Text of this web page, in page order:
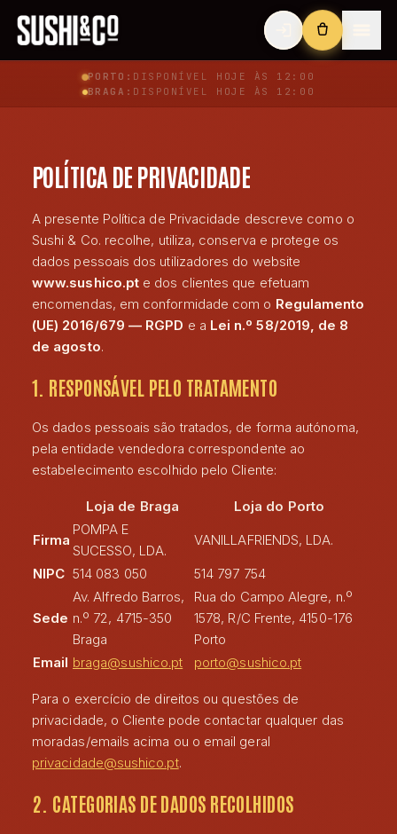
PORTO: DISPONÍVEL HOJE ÀS 12:00
BRAGA: DISPONÍVEL HOJE ÀS 12:00
POLÍTICA DE PRIVACIDADE
A presente Política de Privacidade descreve como o
Sushi & Co. recolhe, utiliza, conserva e protege os
dados pessoais dos utilizadores do website
www.sushico.pt e dos clientes que efetuam
encomendas, em conformidade com o Regulamento
(UE) 2016/679 — RGPD e a Lei n.º 58/2019, de 8
de agosto.
1. RESPONSÁVEL PELO TRATAMENTO
Os dados pessoais são tratados, de forma autónoma,
pela entidade vendedora correspondente ao
estabelecimento escolhido pelo Cliente:
Loja de Braga
Loja do Porto
Firma
POMPA E
SUCESSO, LDA.
VANILLAFRIENDS, LDA.
NIPC 514 083 050 514 797 754
Sede
Av. Alfredo Barros,
n.º 72, 4715-350
Braga
Rua do Campo Alegre, n.º
1578, R/C Frente, 4150-176
Porto
Email braga@sushico.pt porto@sushico.pt
Para o exercício de direitos ou questões de
privacidade, o Cliente pode contactar qualquer das
moradas/emails acima ou o email geral
privacidade@sushico.pt.
2. CATEGORIAS DE DADOS RECOLHIDOS